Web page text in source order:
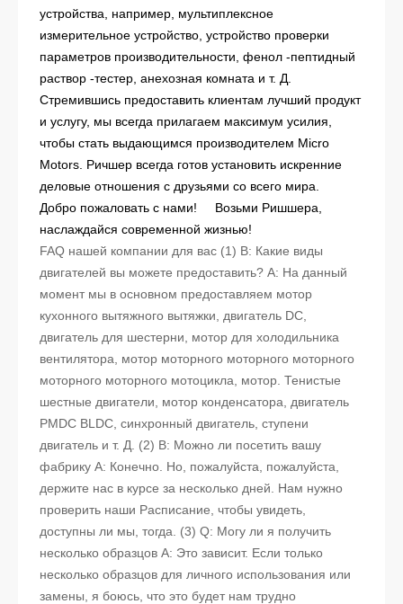
устройства, например, мультиплексное
измерительное устройство, устройство проверки
параметров производительности, фенол -пептидный
раствор -тестер, анехозная комната и т. Д.
Стремившись предоставить клиентам лучший продукт
и услугу, мы всегда прилагаем максимум усилия,
чтобы стать выдающимся производителем Micro
Motors. Ричшер всегда готов установить искренние
деловые отношения с друзьями со всего мира.
Добро пожаловать с нами!
Возьми Ришшера,
наслаждайся современной жизнью!
FAQ нашей компании для вас (1) В: Какие виды
двигателей вы можете предоставить? A: На данный
момент мы в основном предоставляем мотор
кухонного вытяжного вытяжки, двигатель DC,
двигатель для шестерни, мотор для холодильника
вентилятора, мотор моторного моторного моторного
моторного моторного мотоцикла, мотор. Тенистые
шестные двигатели, мотор конденсатора, двигатель
PMDC BLDC, синхронный двигатель, ступени
двигатель и т. Д. (2) В: Можно ли посетить вашу
фабрику A: Конечно. Но, пожалуйста, пожалуйста,
держите нас в курсе за несколько дней. Нам нужно
проверить наши Расписание, чтобы увидеть,
доступны ли мы, тогда. (3) Q: Могу ли я получить
несколько образцов A: Это зависит. Если только
несколько образцов для личного использования или
замены, я боюсь, что это будет нам трудно